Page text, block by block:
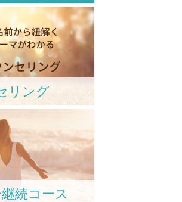
リング
続コース